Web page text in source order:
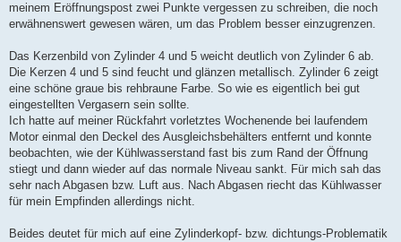
meinem Eröffnungspost zwei Punkte vergessen zu schreiben, die noch
erwähnenswert gewesen wären, um das Problem besser einzugrenzen.
Das Kerzenbild von Zylinder 4 und 5 weicht deutlich von Zylinder 6 ab.
Die Kerzen 4 und 5 sind feucht und glänzen metallisch. Zylinder 6 zeigt
eine schöne graue bis rehbraune Farbe. So wie es eigentlich bei gut
eingestellten Vergasern sein sollte.
Ich hatte auf meiner Rückfahrt vorletztes Wochenende bei laufendem
Motor einmal den Deckel des Ausgleichsbehälters entfernt und konnte
beobachten, wie der Kühlwasserstand fast bis zum Rand der Öffnung
stiegt und dann wieder auf das normale Niveau sankt. Für mich sah das
sehr nach Abgasen bzw. Luft aus. Nach Abgasen riecht das Kühlwasser
für mein Empfinden allerdings nicht.
Beides deutet für mich auf eine Zylinderkopf- bzw. dichtungs-Problematik